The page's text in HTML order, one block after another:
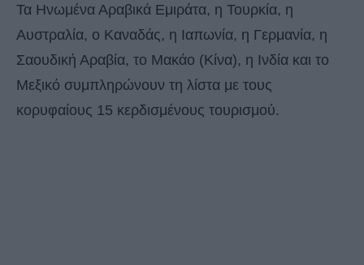
Τα Ηνωμένα Αραβικά Εμιράτα, η Τουρκία, η
Αυστραλία, ο Καναδάς, η Ιαπωνία, η Γερμανία, η
Σαουδική Αραβία, το Μακάο (Κίνα), η Ινδία και το
Μεξικό συμπληρώνουν τη λίστα με τους
κορυφαίους 15 κερδισμένους τουρισμού.